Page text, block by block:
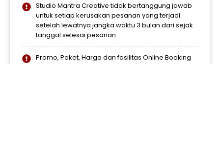
Studio Mantra Creative tidak bertanggung jawab
untuk setiap kerusakan pesanan yang terjadi
setelah lewatnya jangka waktu 3 bulan dari sejak
tanggal selesai pesanan
Promo, Paket, Harga dan fasilitas Online Booking